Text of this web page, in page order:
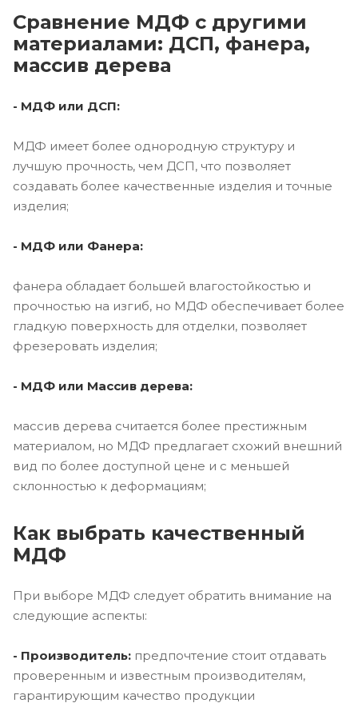
Сравнение МДФ с другими
материалами: ДСП, фанера,
массив дерева
- МДФ или ДСП:
МДФ имеет более однородную структуру и
лучшую прочность, чем ДСП, что позволяет
создавать более качественные изделия и точные
изделия;
- МДФ или Фанера:
фанера обладает большей влагостойкостью и
прочностью на изгиб, но МДФ обеспечивает более
гладкую поверхность для отделки, позволяет
фрезеровать изделия;
- МДФ или Массив дерева:
массив дерева считается более престижным
материалом, но МДФ предлагает схожий внешний
вид по более доступной цене и с меньшей
склонностью к деформациям;
Как выбрать качественный
МДФ
При выборе МДФ следует обратить внимание на
следующие аспекты:
- Производитель: предпочтение стоит отдавать
проверенным и известным производителям,
гарантирующим качество продукции